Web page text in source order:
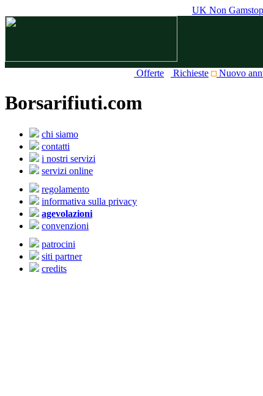
UK Non
Offerte Richieste Nuovo
Borsarifiuti.com
chi siamo
contatti
i nostri servizi
servizi online
regolamento
informativa sulla privacy
agevolazioni
convenzioni
patrocini
siti partner
credits